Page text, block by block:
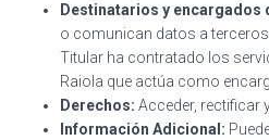
Destinatarios y encargados
o comunican datos a
Titular ha contratado los
Raiola que actúa como
Derechos: Acceder, rectificar
Información Adicional: